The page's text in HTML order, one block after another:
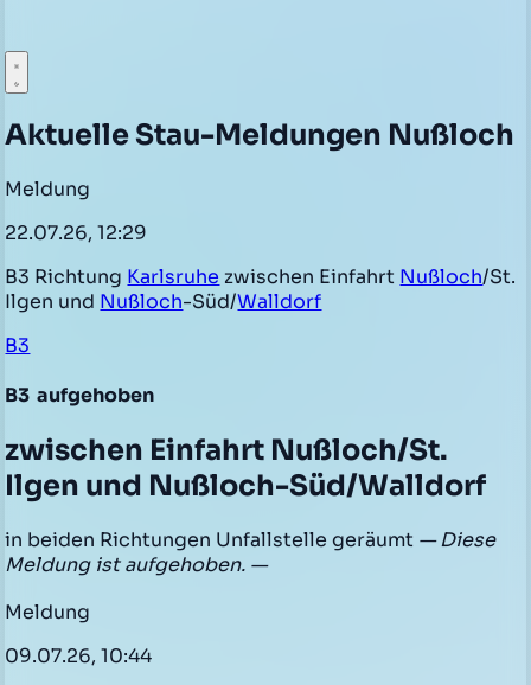
Aktuelle Stau-Meldungen Nußloch
Meldung
22.07.26, 12:29
B3 Richtung Karlsruhe zwischen Einfahrt Nußloch/St.
Ilgen und Nußloch-Süd/Walldorf
B3
B3 aufgehoben
zwischen Einfahrt Nußloch/St.
Ilgen und Nußloch-Süd/Walldorf
in beiden Richtungen Unfallstelle geräumt — Diese
Meldung ist aufgehoben. —
Meldung
09.07.26, 10:44